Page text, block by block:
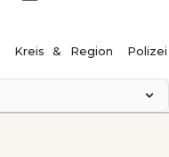
Kreis & Region Polizei